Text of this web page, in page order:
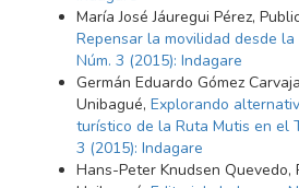
María José Jáuregui Pérez,
Repensar la movilidad desde la
Núm. 3 (2015): Indagare
Germán Eduardo Gómez
Unibagué, Explorando
turístico de la Ruta Mutis en el
3 (2015): Indagare
Hans-Peter Knudsen Quevedo,